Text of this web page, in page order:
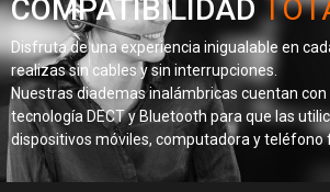
COMPATIBILIDAD
Disfruta de una experiencia inigualable en
realizas sin cables y sin interrupciones.
Nuestras diademas inalámbricas cuentan
tecnología DECT y Bluetooth para que las
dispositivos móviles, computadora y teléfono